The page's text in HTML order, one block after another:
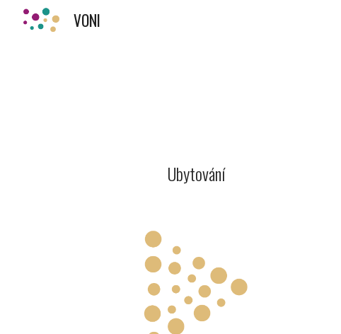
VONI
Ubytování